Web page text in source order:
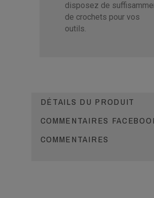
disposez de
de crochets pour vos
outils.
DÉTAILS DU PRODUIT
COMMENTAIRES
COMMENTAIRES